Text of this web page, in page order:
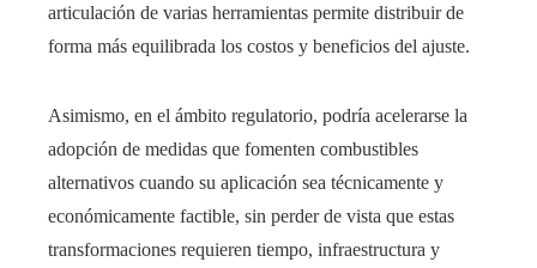
articulación de varias herramientas permite distribuir de
forma más equilibrada los costos y beneficios del ajuste.
Asimismo, en el ámbito regulatorio, podría acelerarse la
adopción de medidas que fomenten combustibles
alternativos cuando su aplicación sea técnicamente y
económicamente factible, sin perder de vista que estas
transformaciones requieren tiempo, infraestructura y